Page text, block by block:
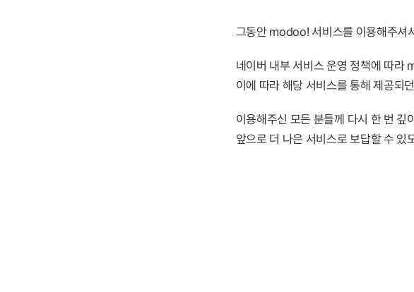
그동안 modoo! 서비스를 이용해주셔
네이버 내부 서비스 운영 정책에 따라
이에 따라 해당 서비스를 통해 제공되
이용해주신 모든 분들께 다시 한 번 깊
앞으로 더 나은 서비스로 보답할 수 있